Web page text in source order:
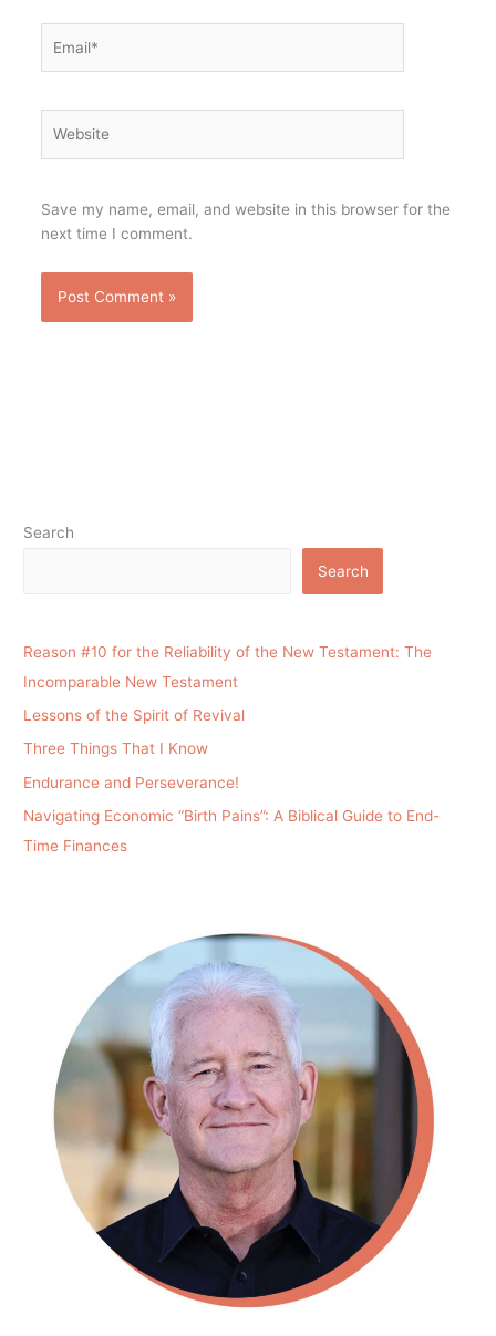
Save my name, email, and website in this browser for the
next time I comment.
Search
Search
Reason #10 for the Reliability of the New Testament: The
Incomparable New Testament
Lessons of the Spirit of Revival
Three Things That I Know
Endurance and Perseverance!
Navigating Economic “Birth Pains”: A Biblical Guide to End-
Time Finances